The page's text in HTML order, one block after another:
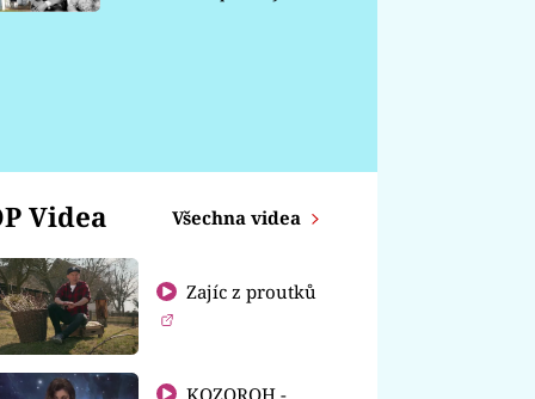
Videa Všechna videa
Zajíc z proutků